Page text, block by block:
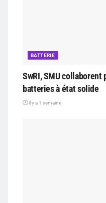
BATTERIE
SwRI, SMU
batteries à état solide
il y a 1 semaine